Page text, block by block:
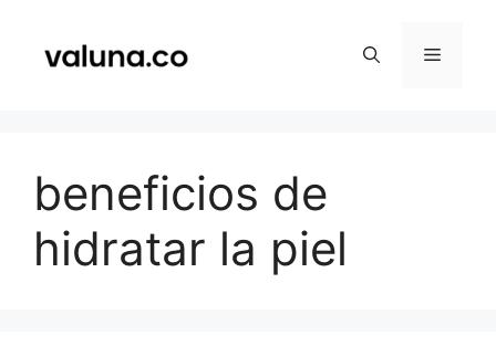
contenido
Menú
beneficios de
hidratar la piel